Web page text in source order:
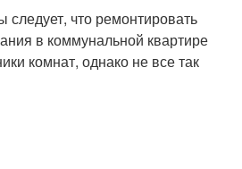
что ремонтировать
в коммунальной квартире
комнат, однако не все так